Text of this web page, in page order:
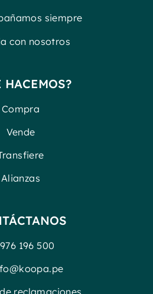
siempre
con nosotros
HACEMOS?
Compra
Vende
Alianzas
976 196 500
reclamaciones